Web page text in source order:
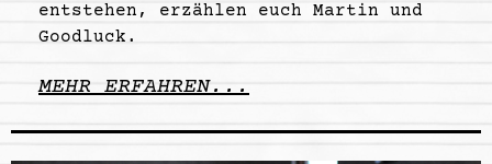
entstehen, erzählen euch Martin und
Goodluck.
MEHR ERFAHREN...